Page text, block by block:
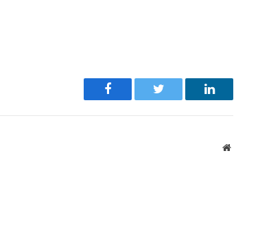
Facebook Twitter LinkedIn
Website